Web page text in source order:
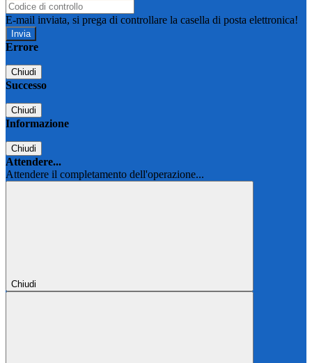
E-mail inviata, si prega di controllare la casella di posta elettronica!
Errore
Chiudi
Successo
Chiudi
Informazione
Chiudi
Attendere...
Attendere il completamento dell'operazione...
Chiudi